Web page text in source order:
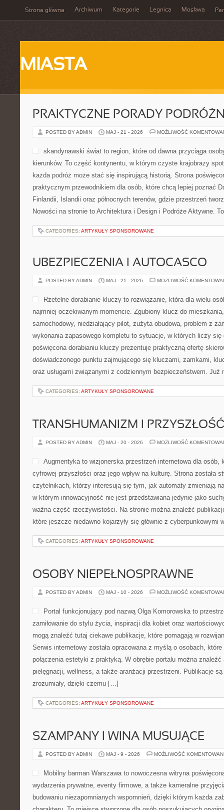
Strona główna Archiwum Kategorie Legnica Moskwa
MIASTA
PRAKTYCZNE PORADY
POSTED BY ADMIN MAJ - 21 - 2026 MOŻLIWOŚĆ
skandynawski świat to region, które od dawna przyciąga
kierunków. To część kontynentu, w którym czyste krajobrazy
każda podróż może stać się inspirującą historią. Strona
praktycznym przewodnikiem dla osób, które chcą lepiej poznać
Finlandii, Islandii oraz północnych terenów, gdzie przestrzeń
Nowości na stronie to Architektura i Design i Podróże Aktywne.
CATEGORIES: ARTYKUŁY SPONSOROWANE
UBEZPIECZENIA I AUTOCASCO
POSTED BY ADMIN MAJ - 21 - 2026 MOŻLIWOŚĆ
Rzetelne dorabianie kluczy to rozwiązanie, która dla wielu
najmniej oczekiwanym momencie. Zgubiony klucz do
samochodowy, niedziałający pilot, zużyta obudowa, problem z
wykonania zapasowego kompletu to sytuacje, w których liczy się
poświęcona dorabianiu kluczy prezentuje praktyczną ofertę
doświadczonego punktu zajmującego się kluczami, zamkami,
oraz usługami związanymi z codziennym bezpieczeństwem.
CATEGORIES: ARTYKUŁY SPONSOROWANE
TRANSHUMANIZM I
POSTED BY ADMIN MAJ - 20 - 2026 MOŻLIWOŚĆ
Augmentyka to wizjonerska przestrzeń internetowa dla osób,
cyfrowej przyszłości oraz jego wpływ na kulturę. Strona została
czytelnikach, którzy interesują się tym, jak automaty zmieniają
w którym innowacyjność nie jest przedstawiana jedynie jako
ważna część rzeczywistości. Na stronie można znaleźć
które jeszcze niedawno kojarzyły się głównie z
CATEGORIES: ARTYKUŁY SPONSOROWANE
OSOBY NIEPEŁNOSPRAWNE
POSTED BY ADMIN MAJ - 10 - 2026 MOŻLIWOŚĆ
Portal funkcjonujący pod nazwą Olga Komorowska to
zamiłowanie do stylu życia, inspiracji dla kobiet oraz
mogą znaleźć tutaj ciekawe publikacje, które pomagają w
Serwis internetowy została opracowana z myślą o osobach,
połączenia estetyki z praktyką. W obrębie portalu można znaleźć
pielęgnacji, wellness, a także aranżacji przestrzeni. Publikacje
zrozumiały, dzięki czemu […]
CATEGORIES: ARTYKUŁY SPONSOROWANE
SZAMPANY I WINA MUSUJĄCE
POSTED BY ADMIN MAJ - 9 - 2026 MOŻLIWOŚĆ
Mobilny barman Warszawa to nowoczesna witryna
wydarzenia prywatne, eventy firmowe, a także kameralne
budowaniu niezapomnianych wspomnień, dzięki którym każda